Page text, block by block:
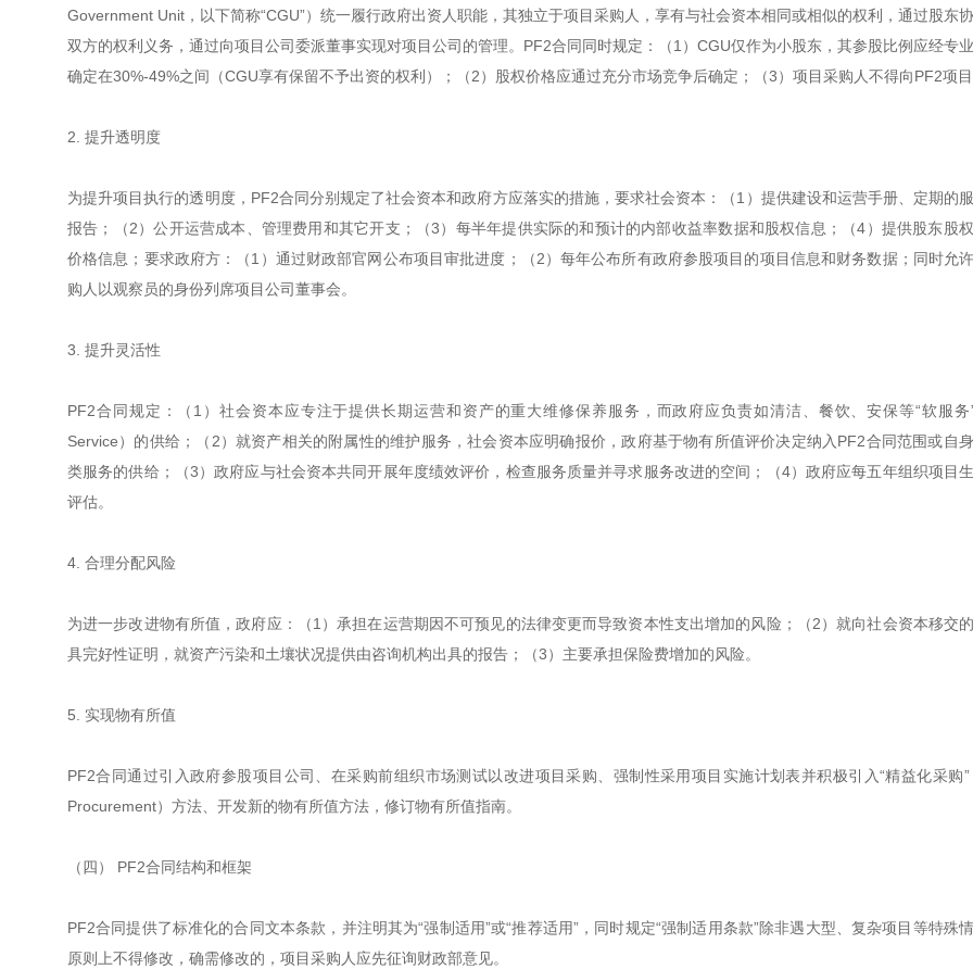
Government Unit，以下简称“CGU”）统一履行政府出资人职能，其独立于项目采购人，享有与社会资本相同或相似的权利，通过股东
双方的权利义务，通过向项目公司委派董事实现对项目公司的管理。PF2合同同时规定：（1）CGU仅作为小股东，其参股比例应经专
确定在30%-49%之间（CGU享有保留不予出资的权利）；（2）股权价格应通过充分市场竞争后确定；（3）项目采购人不得向PF2项目
2. 提升透明度
为提升项目执行的透明度，PF2合同分别规定了社会资本和政府方应落实的措施，要求社会资本：（1）提供建设和运营手册、定期的
报告；（2）公开运营成本、管理费用和其它开支；（3）每半年提供实际的和预计的内部收益率数据和股权信息；（4）提供股东股
价格信息；要求政府方：（1）通过财政部官网公布项目审批进度；（2）每年公布所有政府参股项目的项目信息和财务数据；同时允
购人以观察员的身份列席项目公司董事会。
3. 提升灵活性
PF2合同规定：（1）社会资本应专注于提供长期运营和资产的重大维修保养服务，而政府应负责如清洁、餐饮、安保等“软服务
Service）的供给；（2）就资产相关的附属性的维护服务，社会资本应明确报价，政府基于物有所值评价决定纳入PF2合同范围或自
类服务的供给；（3）政府应与社会资本共同开展年度绩效评价，检查服务质量并寻求服务改进的空间；（4）政府应每五年组织项目
评估。
4. 合理分配风险
为进一步改进物有所值，政府应：（1）承担在运营期因不可预见的法律变更而导致资本性支出增加的风险；（2）就向社会资本移交
具完好性证明，就资产污染和土壤状况提供由咨询机构出具的报告；（3）主要承担保险费增加的风险。
5. 实现物有所值
PF2合同通过引入政府参股项目公司、在采购前组织市场测试以改进项目采购、强制性采用项目实施计划表并积极引入“精益化采购”
Procurement）方法、开发新的物有所值方法，修订物有所值指南。
（四） PF2合同结构和框架
PF2合同提供了标准化的合同文本条款，并注明其为“强制适用”或“推荐适用”，同时规定“强制适用条款”除非遇大型、复杂项目等特殊情
原则上不得修改，确需修改的，项目采购人应先征询财政部意见。